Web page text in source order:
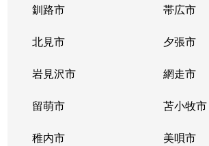
釧路市 帯広市
北見市 夕張市
岩見沢市 網走市
留萌市 苫小牧市
稚内市 美唄市